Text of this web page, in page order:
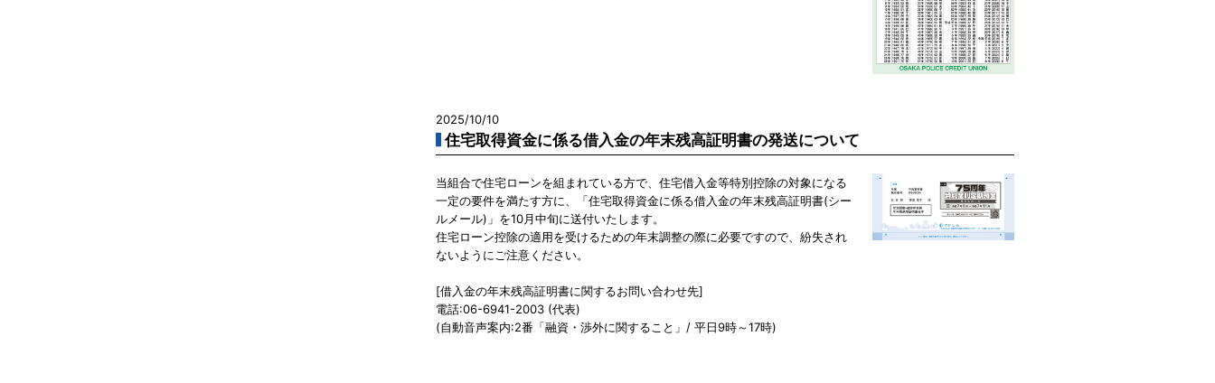
2025/10/10
住宅取得資金に係る借入金の年末残高証明書の発送について
当組合で住宅ローンを組まれている方で、住宅借入金等特別控除の対象になる
一定の要件を満たす方に、「住宅取得資金に係る借入金の年末残高証明書(シー
ルメール)」を10月中旬に送付いたします。
住宅ローン控除の適用を受けるための年末調整の際に必要ですので、紛失され
ないようにご注意ください。
[借入金の年末残高証明書に関するお問い合わせ先]
電話:06-6941-2003 (代表)
(自動音声案内:2番「融資・渉外に関すること」/ 平日9時～17時)